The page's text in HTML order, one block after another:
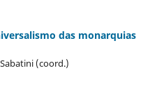
das monarquias
(coord.)